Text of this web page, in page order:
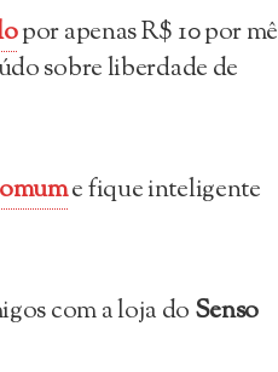
por apenas R$ 10 por
sobre liberdade de
e fique inteligente
com a loja do Senso